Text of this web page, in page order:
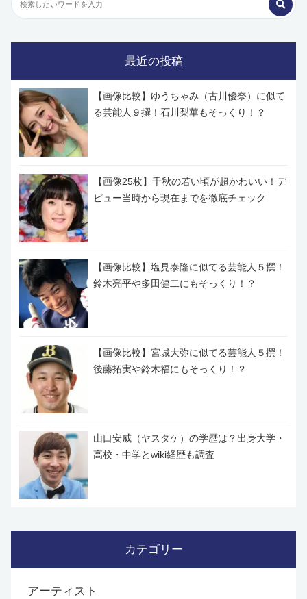
最近の投稿
【画像比較】ゆうちゃみ（古川優奈）に似て
る芸能人９撰！石川梨華もそっくり！？
【画像25枚】千秋の若い頃が超かわいい！デ
ビュー当時から現在までを徹底チェック
【画像比較】塩見泰隆に似てる芸能人５撰！
鈴木亮平や多田健二にもそっくり！？
【画像比較】宮城大弥に似てる芸能人５撰！
後藤拓実や鈴木福にもそっくり！？
山口安威（ヤスタケ）の学歴は？出身大学・
高校・中学とwiki経歴も調査
カテゴリー
アーティスト